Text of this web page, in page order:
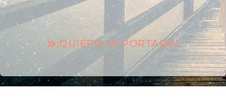
¡QUIERO MI PORTADA!